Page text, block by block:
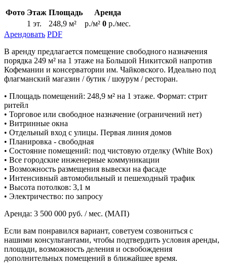
Фото Этаж Площадь
Аренда
1 эт.
248,9 м² р./м² 0 р./мес.
Арендовать PDF
В аренду предлагается помещение свободного назначения
порядка 249 м² на 1 этаже на Большой Никитской напротив
Кофемании и консерватории им. Чайковского. Идеально под
флагманский магазин / бутик / шоурум / ресторан.
• Площадь помещений: 248,9 м² на 1 этаже. Формат: стрит
ритейл
• Торговое или свободное назначение (ограничений нет)
• Витринные окна
• Отдельный вход с улицы. Первая линия домов
• Планировка - свободная
• Состояние помещений: под чистовую отделку (White Box)
• Все городские инженерные коммуникации
• Возможность размещения вывески на фасаде
• Интенсивный автомобильный и пешеходный трафик
• Высота потолков: 3,1 м
• Электричество: по запросу
Аренда: 3 500 000 руб. / мес. (МАП)
Если вам понравился вариант, советуем созвониться с
нашими консультантами, чтобы подтвердить условия аренды,
площади, возможность деления и освобождения
дополнительных помещений в ближайшее время.